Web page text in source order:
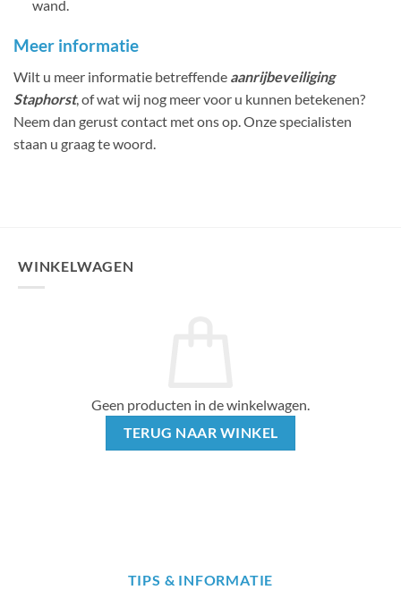
wand.
Meer informatie
Wilt u meer informatie betreffende aanrijbeveiliging
Staphorst, of wat wij nog meer voor u kunnen betekenen?
Neem dan gerust contact met ons op. Onze specialisten
staan u graag te woord.
WINKELWAGEN
Geen producten in de winkelwagen.
TERUG NAAR WINKEL
TIPS & INFORMATIE